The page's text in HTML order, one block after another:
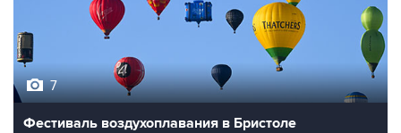
7
Фестиваль воздухоплавания в Бристоле